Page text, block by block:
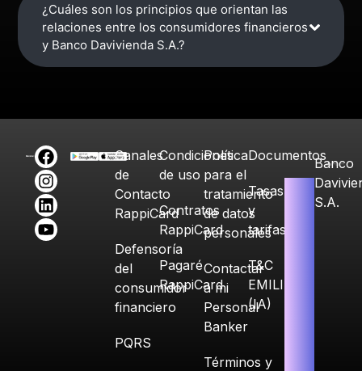
¿Cuáles son los principios que orientan las
relaciones entre los consumidores financieros
y Banco Davivienda S.A.?
Canales
de
Contacto
RappiCard
Defensoría
del
consumidor
financiero
PQRS
Condiciones
de uso
Contratos
RappiCard
Pagaré
RappiCard
Política
para el
tratamiento
de datos
personales
Contactar
a mi
Personal
Banker
Términos y
Documentos
Tasas
y
tarifas
T&C
EMILIA
(IA)
Banco
S.A.